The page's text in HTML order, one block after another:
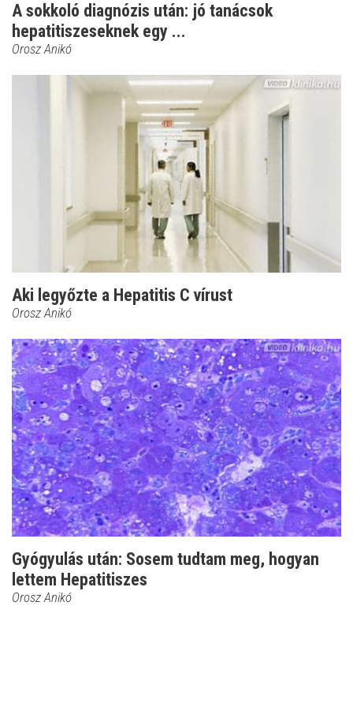
A sokkoló diagnózis után: jó tanácsok
hepatitiszeseknek egy ...
Orosz Anikó
Aki legyőzte a Hepatitis C vírust
Orosz Anikó
Gyógyulás után: Sosem tudtam meg, hogyan
lettem Hepatitiszes
Orosz Anikó